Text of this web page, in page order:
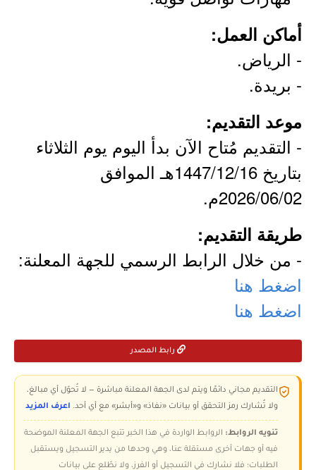
أماكن العمل:
- الرياض.
- بريدة.
موعد التقديم:
- التقديم مُتاح الآن بدأ اليوم يوم الثلاثاء
بتاريخ 1447/12/16هـ الموافق
2026/06/02م.
طريقة التقديم:
- من خلال الرابط الرسمي للجهة المعلنة:
اضغط هنا
اضغط هنا
رابط المصدر
التقديم مجاني دائمًا ويتم لدى الجهة المعلنة مباشرة — لا تُحوّل أي مبالغ،
ولا تُشارك رمز التحقق أو بيانات «نفاذ» و«أبشر» مع أي أحد. اعرف المزيد
تنويه الروابط: الروابط الواردة في هذا الخبر تتبع الجهة المعلنة الموضحة
فيه أو جهات أخرى مستقلة عنا، وهي وحدها من يدير التسجيل ويستقبل
الطلبات؛ فلا نشارك في التسجيل أو الفرز، ولا نطّلع على بيانات